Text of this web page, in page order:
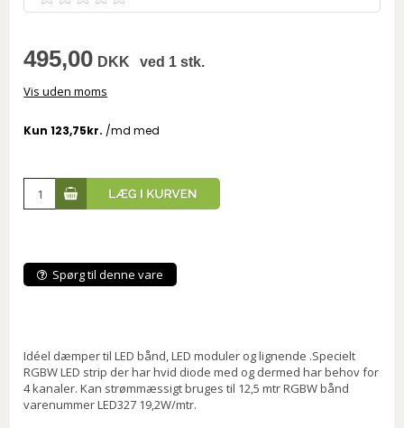
495,00 DKK ved 1 stk.
Vis uden moms
Spørg til denne vare
Idéel dæmper til LED bånd, LED moduler og lignende .Specielt
RGBW LED strip der har hvid diode med og dermed har behov for
4 kanaler. Kan strømmæssigt bruges til 12,5 mtr RGBW bånd
varenummer LED327 19,2W/mtr.